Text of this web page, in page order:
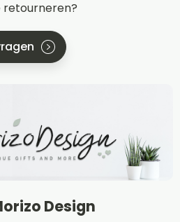
retourneren?
Design